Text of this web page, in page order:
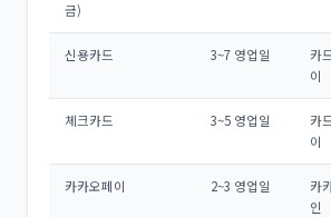
금)
신용카드 3~7 영업일
카
이
체크카드 3~5 영업일
카
이
카카오페이 2~3 영업일
카
인